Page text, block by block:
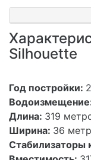
Год постройки:
Водоизмещение:
Длина:
319
Ширина:
36